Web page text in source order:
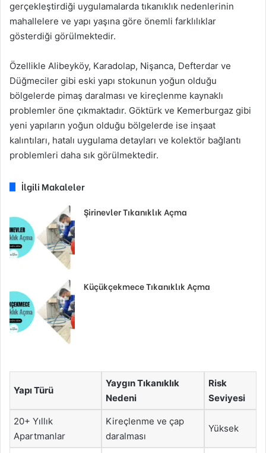
gerçekleştirdiği uygulamalarda tıkanıklık nedenlerinin
mahallelere ve yapı yaşına göre önemli farklılıklar
gösterdiği görülmektedir.
Özellikle Alibeyköy, Karadolap, Nişanca, Defterdar ve
Düğmeciler gibi eski yapı stokunun yoğun olduğu
bölgelerde pimaş daralması ve kireçlenme kaynaklı
problemler öne çıkmaktadır. Göktürk ve Kemerburgaz gibi
yeni yapıların yoğun olduğu bölgelerde ise inşaat
kalıntıları, hatalı uygulama detayları ve kolektör bağlantı
problemleri daha sık görülmektedir.
İlgili Makaleler
Şirinevler Tıkanıklık Açma
Küçükçekmece Tıkanıklık Açma
Yapı Türü
Yaygın Tıkanıklık
Nedeni
Risk
Seviyesi
20+ Yıllık
Apartmanlar
Kireçlenme ve çap
daralması
Yüksek